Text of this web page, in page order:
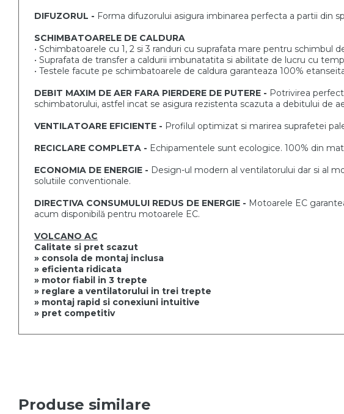
DIFUZORUL - Forma difuzorului asigura imbinarea perfecta a partii din
SCHIMBATOARELE DE CALDURA
• Schimbatoarele cu 1, 2 si 3 randuri cu suprafata mare pentru schimbul
• Suprafata de transfer a caldurii imbunatatita si abilitate de lucru cu
• Testele facute pe schimbatoarele de caldura garanteaza 100%
DEBIT MAXIM DE AER FARA PIERDERE DE PUTERE - Potrivirea
schimbatorului, astfel incat se asigura rezistenta scazuta a debitului de
VENTILATOARE EFICIENTE - Profilul optimizat si marirea suprafetei
RECICLARE COMPLETA - Echipamentele sunt ecologice. 100% din
ECONOMIA DE ENERGIE - Design-ul modern al ventilatorului dar si al
solutiile conventionale.
DIRECTIVA CONSUMULUI REDUS DE ENERGIE - Motoarele EC
acum disponibilă pentru motoarele EC.
VOLCANO AC
Calitate si pret scazut
» consola de montaj inclusa
» eficienta ridicata
» motor fiabil in 3 trepte
» reglare a ventilatorului in trei trepte
» montaj rapid si conexiuni intuitive
» pret competitiv
Produse similare